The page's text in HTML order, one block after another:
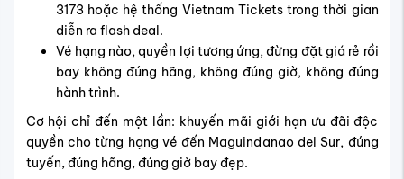
3173 hoặc hệ thống Vietnam Tickets trong thời gian
diễn ra flash deal.
Vé hạng nào, quyền lợi tương ứng, đừng đặt giá rẻ rồi
bay không đúng hãng, không đúng giờ, không đúng
hành trình.
Cơ hội chỉ đến một lần: khuyến mãi giới hạn ưu đãi độc
quyền cho từng hạng vé đến Maguindanao del Sur, đúng
tuyến, đúng hãng, đúng giờ bay đẹp.